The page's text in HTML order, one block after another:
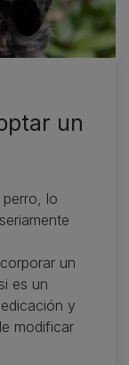
un
lo
un
es un
y
modificar